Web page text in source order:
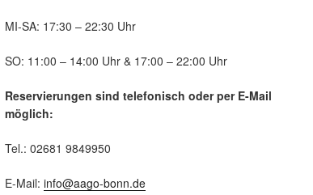
MI-SA: 17:30 – 22:30 Uhr
SO: 11:00 – 14:00 Uhr & 17:00 – 22:00 Uhr
Reservierungen sind telefonisch oder per E-Mail
möglich:
Tel.: 02681 9849950
E-Mail:info@aago-bonn.de